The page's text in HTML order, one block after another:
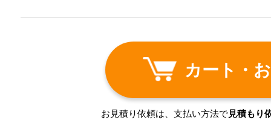
カート・
お見積り依頼は、支払い方法で見積もり